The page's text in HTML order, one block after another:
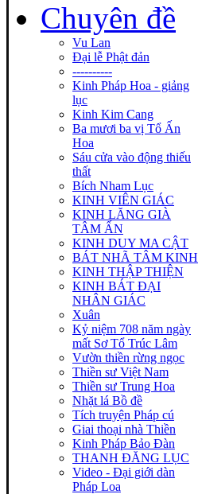
Chuyên đề
Vu Lan
Đại lễ Phật đản
----------
Kinh Pháp Hoa - giảng
lục
Kinh Kim Cang
Ba mươi ba vị Tổ Ấn
Hoa
Sáu cửa vào động thiếu
thất
Bích Nham Lục
KINH VIÊN GIÁC
KINH LĂNG GIÀ
TÂM ẤN
KINH DUY MA CẬT
BÁT NHÃ TÂM KINH
KINH THẬP THIỆN
KINH BÁT ĐẠI
NHÂN GIÁC
Xuân
Kỷ niệm 708 năm ngày
mất Sơ Tổ Trúc Lâm
Vườn thiền rừng ngọc
Thiền sư Việt Nam
Thiền sư Trung Hoa
Nhặt lá Bồ đề
Tích truyện Pháp cú
Giai thoại nhà Thiền
Kinh Pháp Bảo Đàn
THANH ĐĂNG LỤC
Video - Đại giới dàn
Pháp Loa